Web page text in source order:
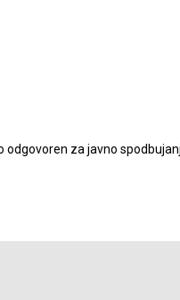
za javno